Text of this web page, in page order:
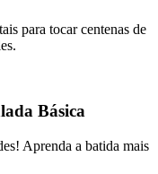
para tocar centenas de
Básica
Aprenda a batida mais